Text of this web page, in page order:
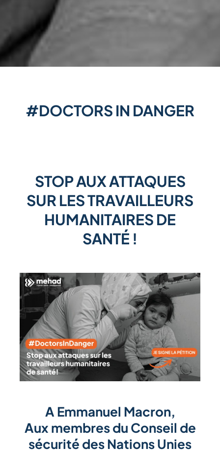
#DOCTORS IN DANGER
STOP AUX ATTAQUES
SUR LES TRAVAILLEURS
HUMANITAIRES DE
SANTÉ !
A Emmanuel Macron,
Aux membres du Conseil de
sécurité des Nations Unies